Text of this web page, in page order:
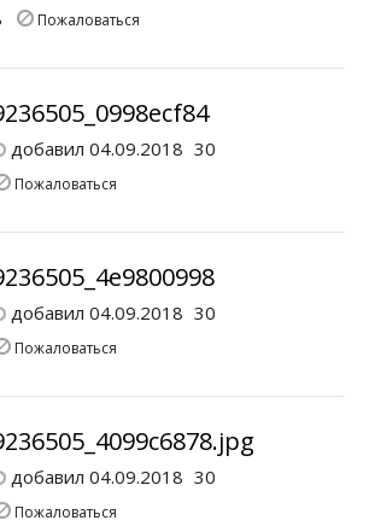
Пожаловаться
добавил 04.09.2018 30
Пожаловаться
добавил 04.09.2018 30
Пожаловаться
добавил 04.09.2018 30
Пожаловаться